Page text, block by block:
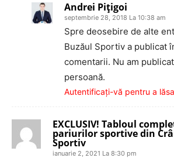
Andrei Piţigoi
septembrie 28, 2018 La 10:38 am
Spre deosebire de alte
Buzăul Sportiv a publicat
comentarii. Nu am
persoană.
Autentificați-vă pentru a
EXCLUSIV! Tabloul
pariurilor sportive din
Sportiv
ianuarie 2, 2021 La 8:30 pm